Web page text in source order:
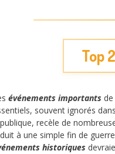
Top
événements importants
souvent ignorés
recèle de
à une simple fin de
historiques